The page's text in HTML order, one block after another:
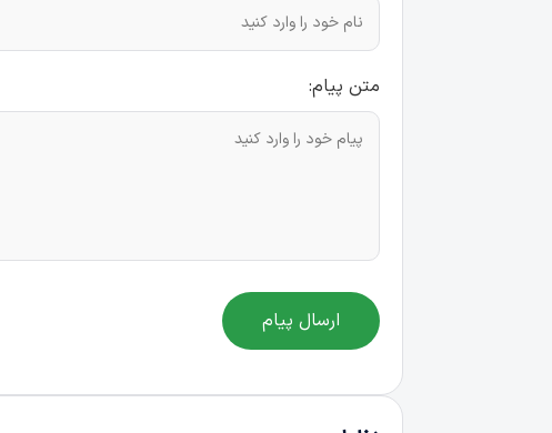
متن پیام:
ارسال پیام